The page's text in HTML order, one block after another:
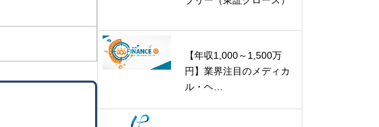
【年収1,000～1,500万
円】業界注目のメディカ
ル・ヘ…